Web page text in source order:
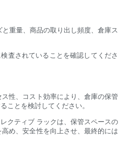
重量、商品の取り出し頻度、倉庫ス
査されていることを確認してくださ
性、コスト効率により、倉庫の保管
ことを検討してください。
クティブ ラックは、保管スペースの
め、安全性を向上させ、最終的には